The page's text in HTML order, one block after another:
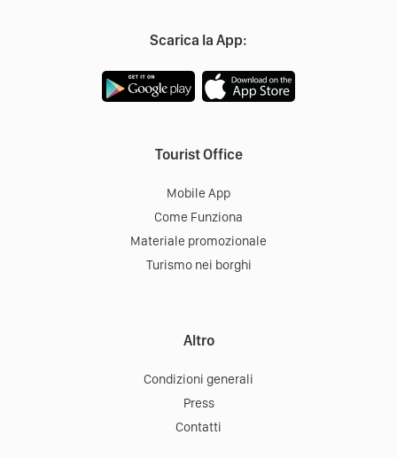
Scarica la App:
Tourist Office
Mobile App
Come Funziona
Materiale promozionale
Turismo nei borghi
Altro
Condizioni generali
Press
Contatti